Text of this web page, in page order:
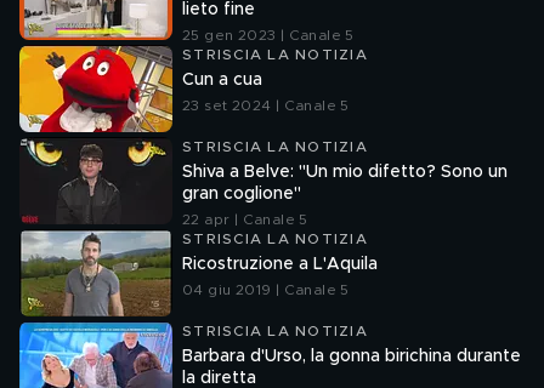
lieto fine
25 gen 2023 | Canale 5
STRISCIA LA NOTIZIA
Cun a cua
23 set 2024 | Canale 5
STRISCIA LA NOTIZIA
Shiva a Belve: "Un mio difetto? Sono un
gran coglione"
22 apr | Canale 5
STRISCIA LA NOTIZIA
Ricostruzione a L'Aquila
04 giu 2019 | Canale 5
STRISCIA LA NOTIZIA
Barbara d'Urso, la gonna birichina durante
la diretta